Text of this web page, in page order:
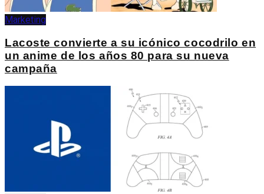
Marketing
Lacoste convierte a su icónico cocodrilo en
un anime de los años 80 para su nueva
campaña